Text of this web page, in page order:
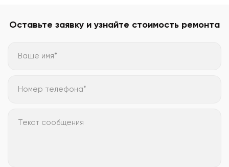
Оставьте заявку и узнайте стоимость ремонта
Ваше имя*
Номер телефона*
Текст сообщения